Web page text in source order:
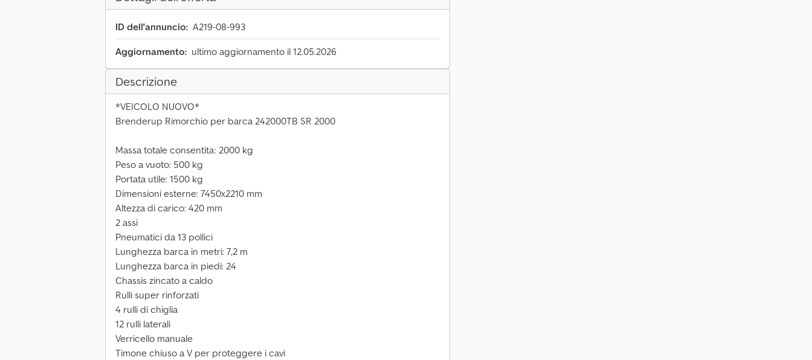
ID dell'annuncio: A219-08-993
Aggiornamento: ultimo aggiornamento il 12.05.2026
Descrizione
*VEICOLO NUOVO*
Brenderup Rimorchio per barca 242000TB SR 2000
Massa totale consentita: 2000 kg
Peso a vuoto: 500 kg
Portata utile: 1500 kg
Dimensioni esterne: 7450x2210 mm
Altezza di carico: 420 mm
2 assi
Pneumatici da 13 pollici
Lunghezza barca in metri: 7,2 m
Lunghezza barca in piedi: 24
Chassis zincato a caldo
Rulli super rinforzati
4 rulli di chiglia
12 rulli laterali
Verricello manuale
Timone chiuso a V per proteggere i cavi